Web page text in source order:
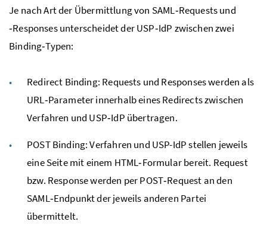
Je nach Art der Übermittlung von SAML‑Requests und
‑Responsesunterscheidet der USP‑IdP zwischen zwei
Binding‑Typen:
Redirect Binding: Requests und Responses werden als
URL‑Parameter innerhalb eines Redirects zwischen
Verfahren und USP‑IdP übertragen.
POST Binding: Verfahren und USP-IdP stellen jeweils
eine Seite mit einem HTML‑Formular bereit. Request
bzw. Response werden per POST‑Request an den
SAML‑Endpunkt der jeweils anderen Partei
übermittelt.